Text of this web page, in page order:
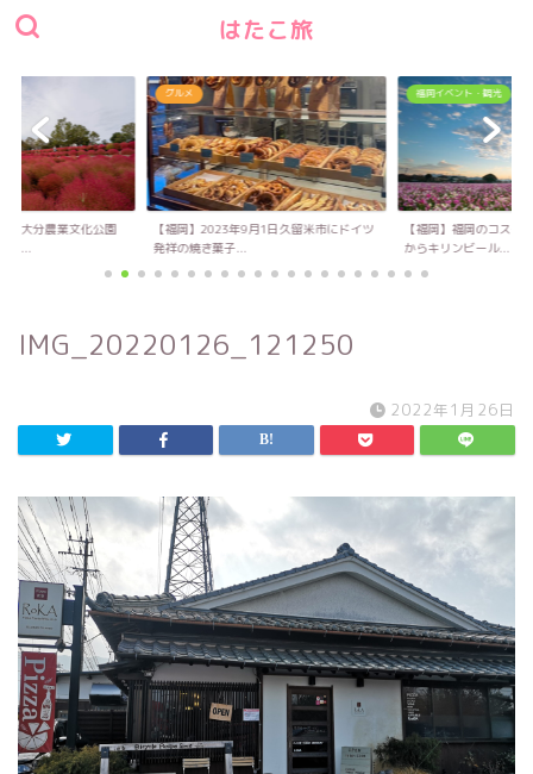
はたこ旅
！大分農業文化公園
キ...
グルメ
【福岡】2023年9月1日久留米市にドイツ
発祥の焼き菓子...
福岡イベント・観光
【福岡】福岡のコスモ
からキリンビール...
IMG_20220126_121250
2022年1月26日